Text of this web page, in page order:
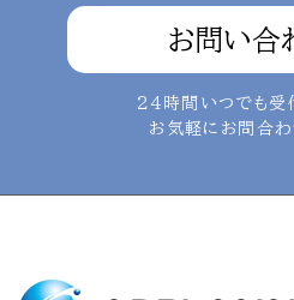
お問い合
24時間いつでも受
お気軽にお問合わ